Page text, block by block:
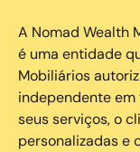
A Nomad Wealth
é uma entidade
Mobiliários
independente
seus serviços, o
personalizadas e